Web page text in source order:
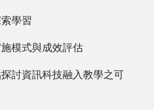
學習
模式與成效評估
討資訊科技融入教學之可